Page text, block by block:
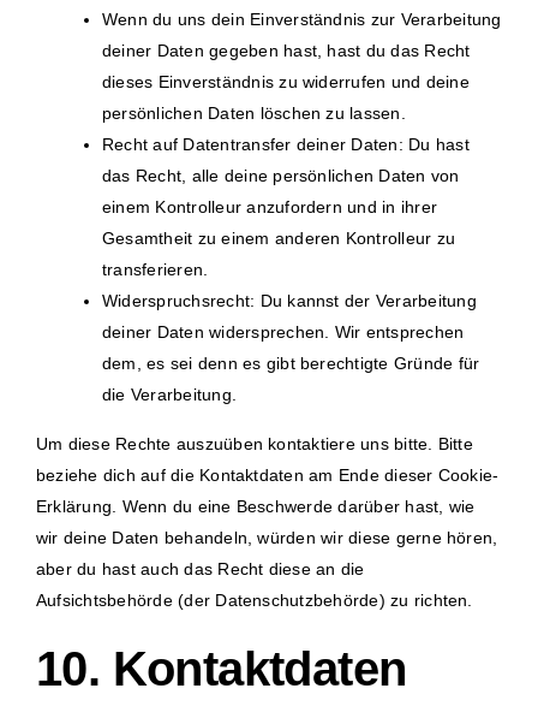
Wenn du uns dein Einverständnis zur Verarbeitung
deiner Daten gegeben hast, hast du das Recht
dieses Einverständnis zu widerrufen und deine
persönlichen Daten löschen zu lassen.
Recht auf Datentransfer deiner Daten: Du hast
das Recht, alle deine persönlichen Daten von
einem Kontrolleur anzufordern und in ihrer
Gesamtheit zu einem anderen Kontrolleur zu
transferieren.
Widerspruchsrecht: Du kannst der Verarbeitung
deiner Daten widersprechen. Wir entsprechen
dem, es sei denn es gibt berechtigte Gründe für
die Verarbeitung.
Um diese Rechte auszuüben kontaktiere uns bitte. Bitte
beziehe dich auf die Kontaktdaten am Ende dieser Cookie-
Erklärung. Wenn du eine Beschwerde darüber hast, wie
wir deine Daten behandeln, würden wir diese gerne hören,
aber du hast auch das Recht diese an die
Aufsichtsbehörde (der Datenschutzbehörde) zu richten.
10. Kontaktdaten